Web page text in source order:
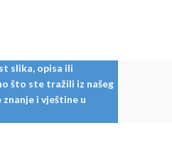
slika, opisa ili
što ste tražili iz našeg
i vještine u